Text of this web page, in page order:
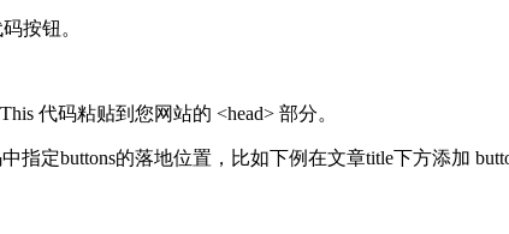
按钮。
代码粘贴到您网站的 <head> 部分。
指定buttons的落地位置，比如下例在文章title下方添加